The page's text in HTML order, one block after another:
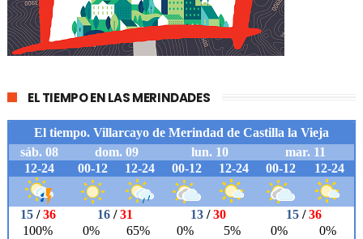
EL TIEMPO EN LAS MERINDADES